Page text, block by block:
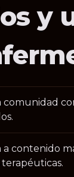
y
a contenido